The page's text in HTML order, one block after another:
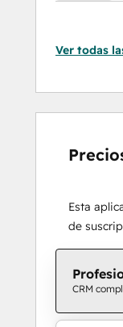
Ver todas
Esta
de
CRM